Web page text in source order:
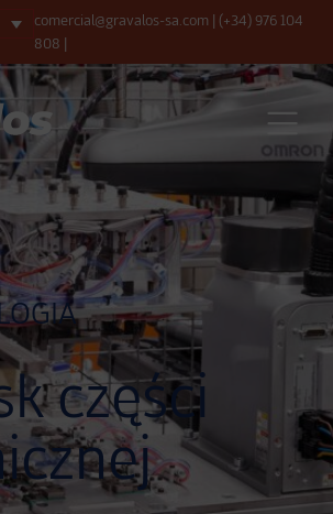
comercial@gravalos-sa.com | (+34) 976 104
808 |
części